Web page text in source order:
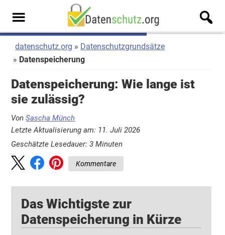
Inhalt
springen
Seitenspalte
springen
Men
datenschutz.org
Datenschutzgrundsätze
Datenspeicherung
Datenspeicherung: Wie lange ist
sie zulässig?
VonSascha Münch
Letzte Aktualisierung am: 11. Juli 2026
Geschätzte Lesedauer: 3 Minuten
Kommentare
Das Wichtigste zur
Datenspeicherung in Kürze